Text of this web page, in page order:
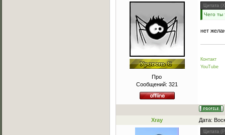
Про
Сообщений: 321
Цитата (
Чего ты
нет
Контакт
YouTube
Xray Дата:
Цитата (